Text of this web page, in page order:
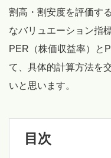
割高・割安度を評価す
なバリュエーション指
PER（株価収益率）と
て、具体的計算方法を
いと思います。
目次